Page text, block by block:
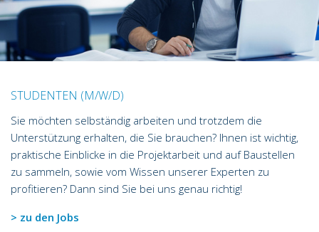
STUDENTEN (M/W/D)
Sie möchten selbständig arbeiten und trotzdem die
Unterstützung erhalten, die Sie brauchen? Ihnen ist wichtig,
praktische Einblicke in die Projektarbeit und auf Baustellen
zu sammeln, sowie vom Wissen unserer Experten zu
profitieren? Dann sind Sie bei uns genau richtig!
> zu den Jobs